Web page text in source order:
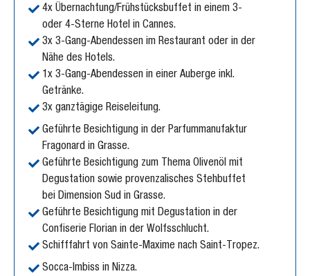
4x Übernachtung/Frühstücksbuffet in einem 3-
oder 4-Sterne Hotel in Cannes.
3x 3-Gang-Abendessen im Restaurant oder in der
Nähe des Hotels.
1x 3-Gang-Abendessen in einer Auberge inkl.
Getränke.
3x ganztägige Reiseleitung.
Geführte Besichtigung in der Parfummanufaktur
Fragonard in Grasse.
Geführte Besichtigung zum Thema Olivenöl mit
Degustation sowie provenzalisches Stehbuffet
bei Dimension Sud in Grasse.
Geführte Besichtigung mit Degustation in der
Confiserie Florian in der Wolfsschlucht.
Schifffahrt von Sainte-Maxime nach Saint-Tropez.
Socca-Imbiss in Nizza.